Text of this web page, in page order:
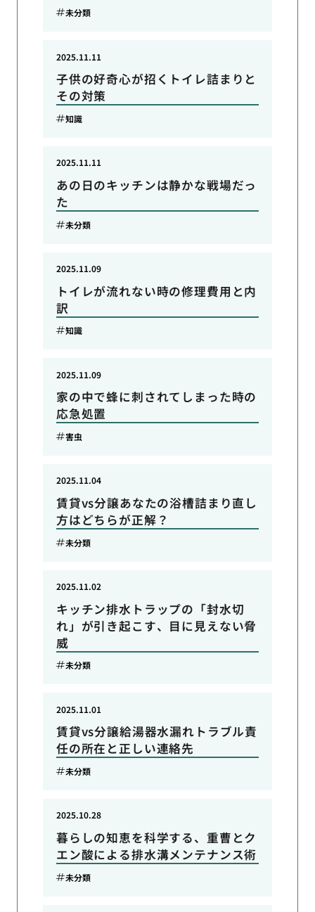
未分類
子供の好奇心が招くトイレ詰まりと
その対策
2025.11.11
知識
あの日のキッチンは静かな戦場だっ
た
2025.11.11
未分類
トイレが流れない時の修理費用と内
訳
2025.11.09
知識
家の中で蜂に刺されてしまった時の
応急処置
2025.11.09
害虫
賃貸vs分譲あなたの浴槽詰まり直し
方はどちらが正解？
2025.11.04
未分類
キッチン排水トラップの「封水切
れ」が引き起こす、目に見えない脅
威
2025.11.02
未分類
賃貸vs分譲給湯器水漏れトラブル責
任の所在と正しい連絡先
2025.11.01
未分類
暮らしの知恵を科学する、重曹とク
エン酸による排水溝メンテナンス術
2025.10.28
未分類